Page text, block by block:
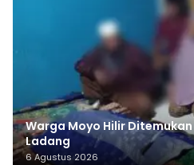
Warga Moyo Hilir
Ladang
6 Agustus 2026